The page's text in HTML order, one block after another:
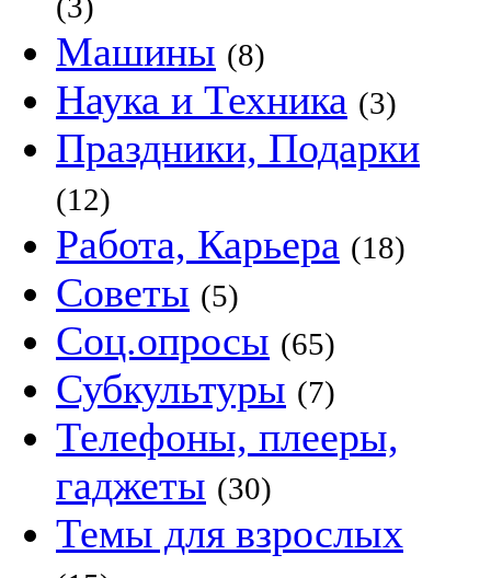
Машины (8)
Наука и Техника (3)
Праздники, Подарки
(12)
Работа, Карьера (18)
Советы (5)
Соц.опросы (65)
Субкультуры (7)
Телефоны, плееры,
гаджеты (30)
Темы для взрослых